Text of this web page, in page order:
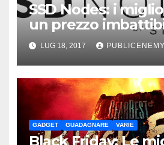
SSD Nodes: i
un prezzo
LUG 18, 2017 PUBLICENEMY
GADGET GUADAGNARE VARIE
Black Friday: Le